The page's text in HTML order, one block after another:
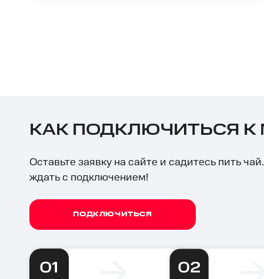
КАК ПОДКЛЮЧИТЬСЯ К
Оставьте заявку на сайте и садитесь пить
ждать с подключением!
ПОДКЛЮЧИТЬСЯ